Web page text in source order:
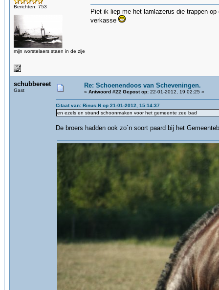
Berichten: 753
mijn worstelaers staen in de zije
Piet ik liep me het lamlazerus die trappen
verkasse
schubbereet
Gast
Re: Schoenendoos van Scheveningen.
« Antwoord #22 Gepost op: 22-01-2012, 19:02:25 »
Citaat van: Rinus.N op 21-01-2012, 15:14:37
en ezels en strand schoonmaken voor het gemeente zee bad
De broers hadden ook zo`n soort paard bij het